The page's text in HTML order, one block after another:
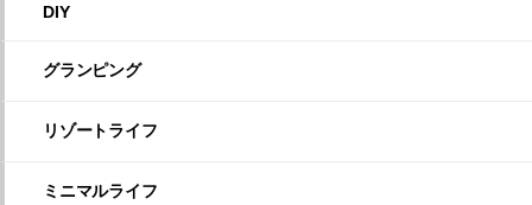
DIY
グランピング
リゾートライフ
ミニマルライフ